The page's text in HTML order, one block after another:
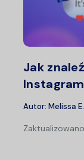
Jak
Autor: Melissa
Zaktualizowano